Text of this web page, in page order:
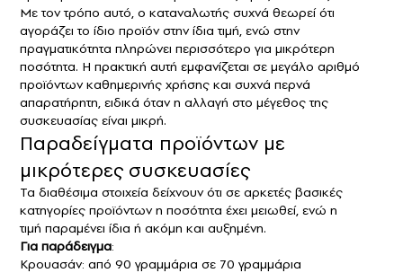
Με τον τρόπο αυτό, ο καταναλωτής συχνά θεωρεί ότι
αγοράζει το ίδιο προϊόν στην ίδια τιμή, ενώ στην
πραγματικότητα πληρώνει περισσότερο για μικρότερη
ποσότητα. Η πρακτική αυτή εμφανίζεται σε μεγάλο αριθμό
προϊόντων καθημερινής χρήσης και συχνά περνά
απαρατήρητη, ειδικά όταν η αλλαγή στο μέγεθος της
συσκευασίας είναι μικρή.
Παραδείγματα προϊόντων με
μικρότερες συσκευασίες
Τα διαθέσιμα στοιχεία δείχνουν ότι σε αρκετές βασικές
κατηγορίες προϊόντων η ποσότητα έχει μειωθεί, ενώ η
τιμή παραμένει ίδια ή ακόμη και αυξημένη.
Για παράδειγμα:
Κρουασάν: από 90 γραμμάρια σε 70 γραμμάρια